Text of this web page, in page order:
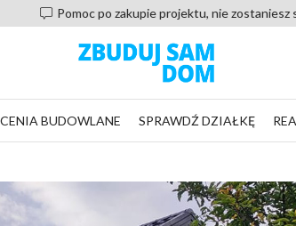
Pomoc po zakupie projektu, nie zostaniesz sam
BUDOWLANE SPRAWDŹ DZIAŁKĘ